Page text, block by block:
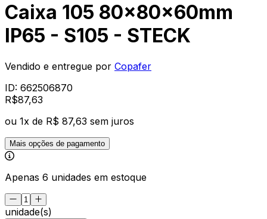
Caixa 105 80x80x60mm
IP65 - S105 - STECK
Vendido e entregue por Copafer
ID: 662506870
R$87,63
ou 1x de R$ 87,63 sem juros
Mais opções de pagamento
Apenas 6 unidades em estoque
unidade(s)